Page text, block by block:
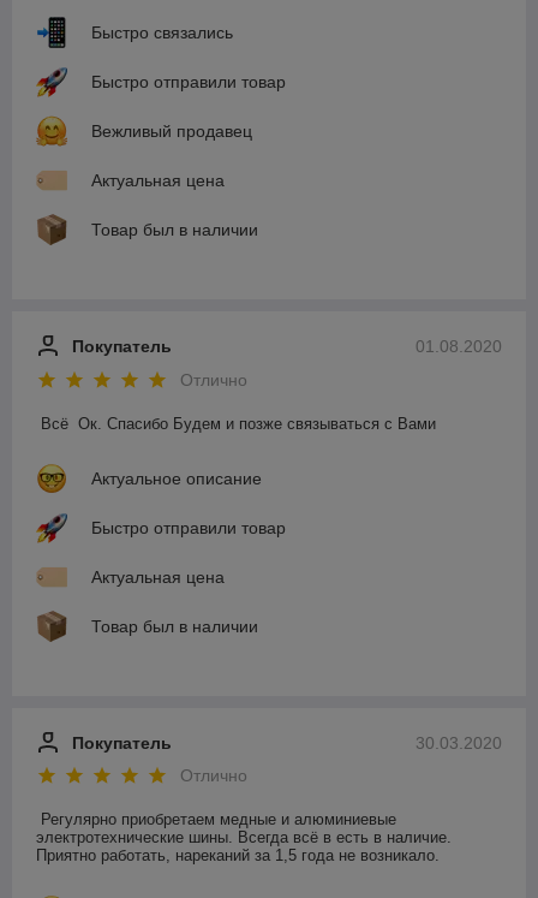
Быстро связались
Быстро отправили товар
Вежливый продавец
Актуальная цена
Товар был в наличии
01.08.2020
Покупатель
Отлично
Всё  Ок. Спасибо Будем и позже связываться с Вами
Актуальное описание
Быстро отправили товар
Актуальная цена
Товар был в наличии
30.03.2020
Покупатель
Отлично
Регулярно приобретаем медные и алюминиевые
электротехнические шины. Всегда всё в есть в наличие.
Приятно работать, нареканий за 1,5 года не возникало.